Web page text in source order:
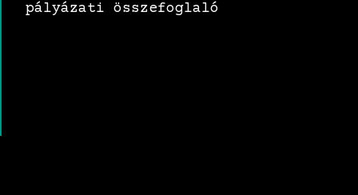
pályázati összefoglaló